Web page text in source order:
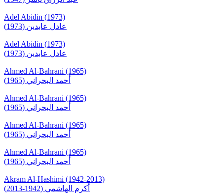
Adel Abidin (1973)
عادل عابدين (1973)
Adel Abidin (1973)
عادل عابدين (1973)
Ahmed Al-Bahrani (1965)
أحمد البحراني (1965)
Ahmed Al-Bahrani (1965)
أحمد البحراني (1965)
Ahmed Al-Bahrani (1965)
أحمد البحراني (1965)
Ahmed Al-Bahrani (1965)
أحمد البحراني (1965)
Akram Al-Hashimi (1942-2013)
أكرم الهاشمي (1942-2013)